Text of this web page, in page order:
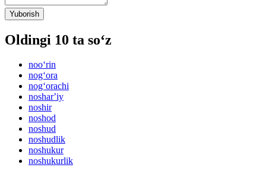
Yuborish
Oldingi 10 ta so‘z
noo‘rin
nog‘ora
nog‘orachi
nosharʼiy
noshir
noshod
noshud
noshudlik
noshukur
noshukurlik